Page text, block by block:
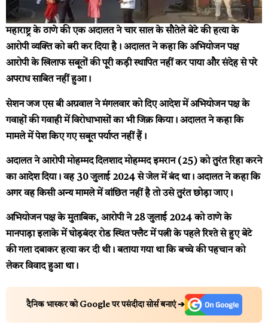
महाराष्ट्र के ठाणे की एक अदालत ने चार साल के सौतेले बेटे की हत्या के
आरोपी व्यक्ति को बरी कर दिया है। अदालत ने कहा कि अभियोजन पक्ष
आरोपी के खिलाफ सबूतों की पूरी कड़ी स्थापित नहीं कर पाया और संदेह से परे
अपराध साबित नहीं हुआ।
सेशन जज एस बी अग्रवाल ने मंगलवार को दिए आदेश में अभियोजन पक्ष के
गवाहों की गवाही में विरोधाभासों का भी जिक्र किया। अदालत ने कहा कि
मामले में पेश किए गए सबूत पर्याप्त नहीं हैं।
अदालत ने आरोपी मोहम्मद दिलशाद मोहम्मद इमरान (25) को तुरंत रिहा करने
का आदेश दिया। वह 30 जुलाई 2024 से जेल में बंद था। अदालत ने कहा कि
अगर वह किसी अन्य मामले में वांछित नहीं है तो उसे तुरंत छोड़ा जाए।
अभियोजन पक्ष के मुताबिक, आरोपी ने 28 जुलाई 2024 को ठाणे के
मानपाड़ा इलाके में घोड़बंदर रोड स्थित फ्लैट में पत्नी के पहले रिश्ते से हुए बेटे
की गला दबाकर हत्या कर दी थी। बताया गया था कि बच्चे की पहचान को
लेकर विवाद हुआ था।
दैनिक भास्कर को Google पर पसंदीदा सोर्स बनाएं ➔